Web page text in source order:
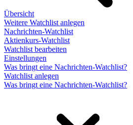
Übersicht
Weitere Watchlist anlegen
Nachrichten-Watchlist
Aktienkurs-Watchlist
Watchlist bearbeiten
Einstellungen
Was bringt eine Nachrichten-Watchlist?
Watchlist anlegen
Was bringt eine Nachrichten-Watchlist?